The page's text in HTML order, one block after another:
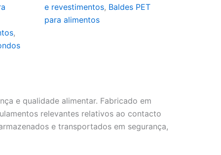
,
e revestimentos, Baldes PET
para alimentos
e qualidade alimentar. Fabricado em
relevantes relativos ao contacto
e transportados em segurança,